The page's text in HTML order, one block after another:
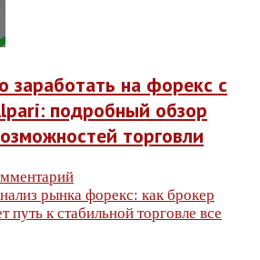
заработать на форекс с
подробный обзор
торговли